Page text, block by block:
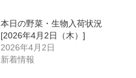
本日の野菜・生物入荷状況
[2026年4月2日（木）]
2026年4月2日
新着情報